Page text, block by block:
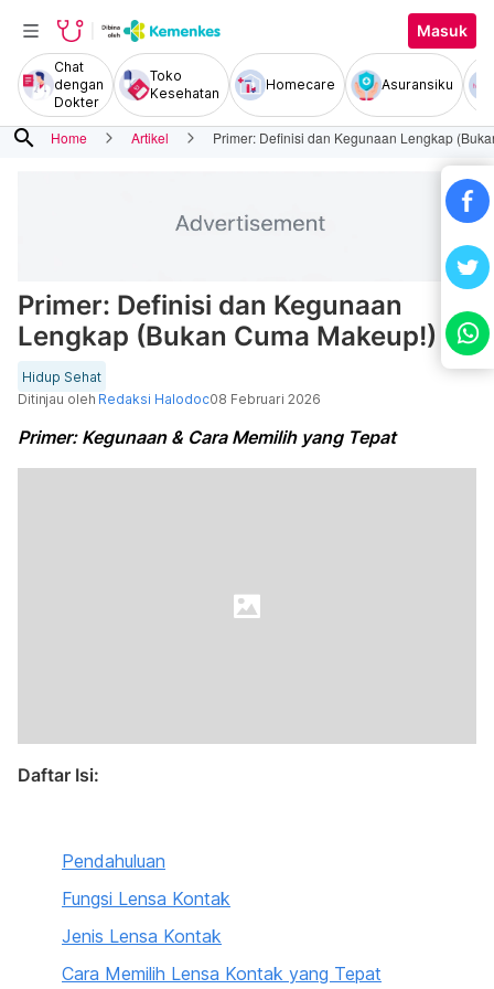
Masuk
Chat
dengan
Dokter
Toko
Kesehatan
Homecare Asuransiku
search Home Artikel Primer: Definisi dan Kegunaan Lengkap
Primer: Definisi dan Kegunaan
Lengkap (Bukan Cuma Makeup!)
Hidup Sehat
Ditinjau oleh Redaksi Halodoc08 Februari 2026
Primer: Kegunaan & Cara Memilih yang Tepat
Daftar Isi:
Pendahuluan
Fungsi Lensa Kontak
Jenis Lensa Kontak
Cara Memilih Lensa Kontak yang Tepat